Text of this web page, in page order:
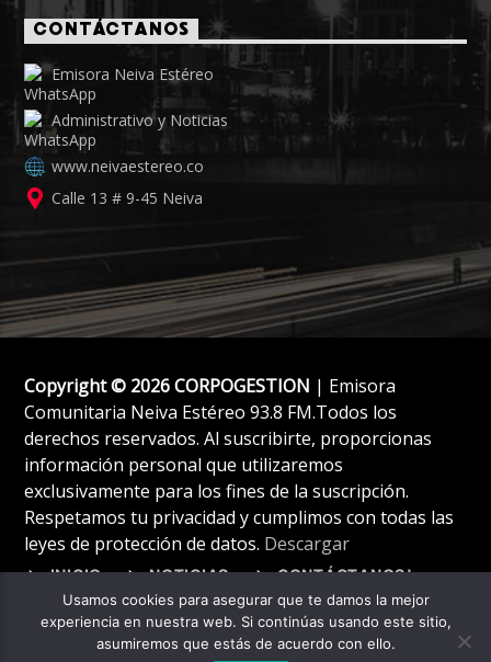
CONTÁCTANOS
Emisora Neiva Estéreo
Administrativo y Noticias
www.neivaestereo.co
Calle 13 # 9-45 Neiva
Copyright © 2026 CORPOGESTION | Emisora
Comunitaria Neiva Estéreo 93.8 FM.Todos los
derechos reservados. Al suscribirte, proporcionas
información personal que utilizaremos
exclusivamente para los fines de la suscripción.
Respetamos tu privacidad y cumplimos con todas las
leyes de protección de datos. Descargar
INICIO NOTICIAS CONTÁCTANOS!
Usamos cookies para asegurar que te damos la mejor
experiencia en nuestra web. Si continúas usando este sitio,
asumiremos que estás de acuerdo con ello.